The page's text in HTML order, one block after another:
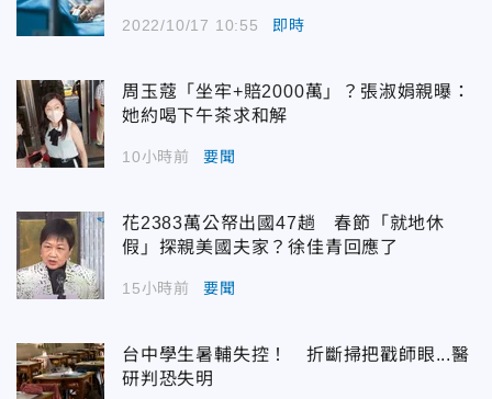
2022/10/17 10:55 即時
周玉蔻「坐牢+賠2000萬」？張淑娟親曝：
她約喝下午茶求和解
10小時前 要聞
花2383萬公帑出國47趟 春節「就地休
假」探親美國夫家？徐佳青回應了
15小時前 要聞
台中學生暑輔失控！ 折斷掃把戳師眼...醫
研判恐失明